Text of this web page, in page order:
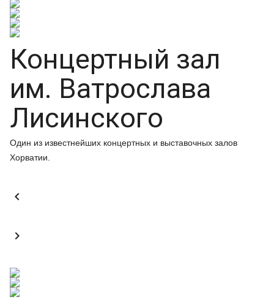
Концертный зал
им. Ватрослава
Лисинского
Один из известнейших концертных и выставочных залов
Хорватии.

